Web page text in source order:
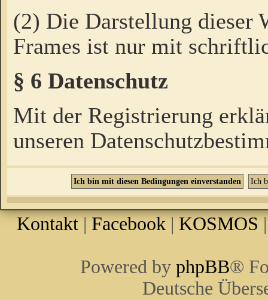
(2) Die Darstellung dieser
Frames ist nur mit
§ 6 Datenschutz
Mit der Registrierung
unseren
Kontakt | Facebook | KOSMOS
Powered by phpBB®
Deutsche